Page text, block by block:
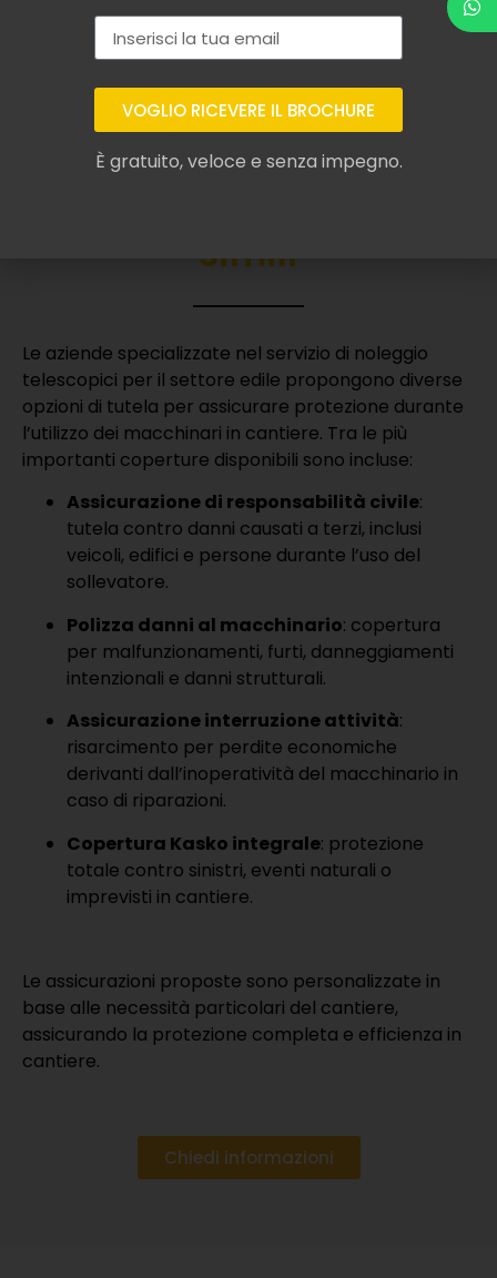
Assicurazione per
sollevatore telescopico
simili
Le aziende specializzate nel servizio di noleggio
telescopici per il settore edile propongono diverse
opzioni di tutela per assicurare protezione durante
l’utilizzo dei macchinari in cantiere. Tra le più
importanti coperture disponibili sono incluse:
Assicurazione di responsabilità civile:
tutela contro danni causati a terzi, inclusi
veicoli, edifici e persone durante l’uso del
sollevatore.
Polizza danni al macchinario: copertura
per malfunzionamenti, furti, danneggiamenti
intenzionali e danni strutturali.
Assicurazione interruzione attività:
risarcimento per perdite economiche
derivanti dall’inoperatività del macchinario in
caso di riparazioni.
Copertura Kasko integrale: protezione
totale contro sinistri, eventi naturali o
imprevisti in cantiere.
Le assicurazioni proposte sono personalizzate in
base alle necessità particolari del cantiere,
assicurando la protezione completa e efficienza in
cantiere.
Chiedi informazioni
VOGLIO RICEVERE IL BROCHURE
È gratuito, veloce e senza impegno.